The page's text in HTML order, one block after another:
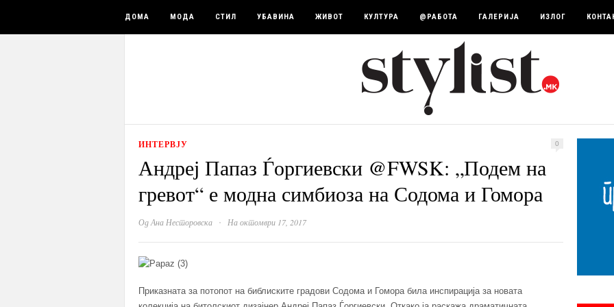
ДОМА МОДА СТИЛ УБАВИНА ЖИВОТ КУЛТУРА @РАБОТА ГАЛЕРИЈА ИЗЛОГ
ИНТЕРВЈУ 0
Андреј Папаз Ѓоргиевски @FWSK: „Подем на
гревот“ е модна симбиоза на Содома и Гомора
ОдАна Несторовска · На октомври 17, 2017
Приказната за потопот на библиските градови Содома и Гомора билa инспирација за новата